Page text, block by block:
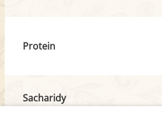
Protein
Sacharidy
z toho cukr